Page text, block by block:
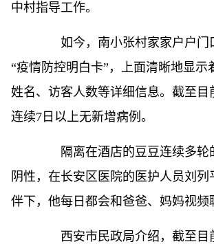
中村指导工作。
如今，南小张村家家户户门
“疫情防控明白卡”，上面清晰地显示
姓名、访客人数等详细信息。截至目
连续7日以上无新增病例。
隔离在酒店的豆豆连续多轮
阴性，在长安区医院的医护人员刘
伴下，他每日都会和爸爸、妈妈视频
西安市民政局介绍，截至目